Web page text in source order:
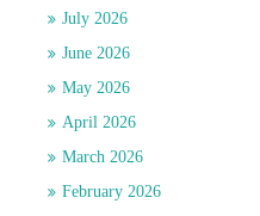
July 2026
June 2026
May 2026
April 2026
March 2026
February 2026